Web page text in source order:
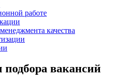
работе
качества
вакансий